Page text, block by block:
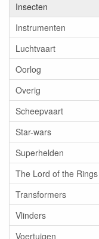
Insecten
Instrumenten
Luchtvaart
Oorlog
Overig
Scheepvaart
Star-wars
Superhelden
The Lord of the Rings
Transformers
Vlinders
Voertuigen